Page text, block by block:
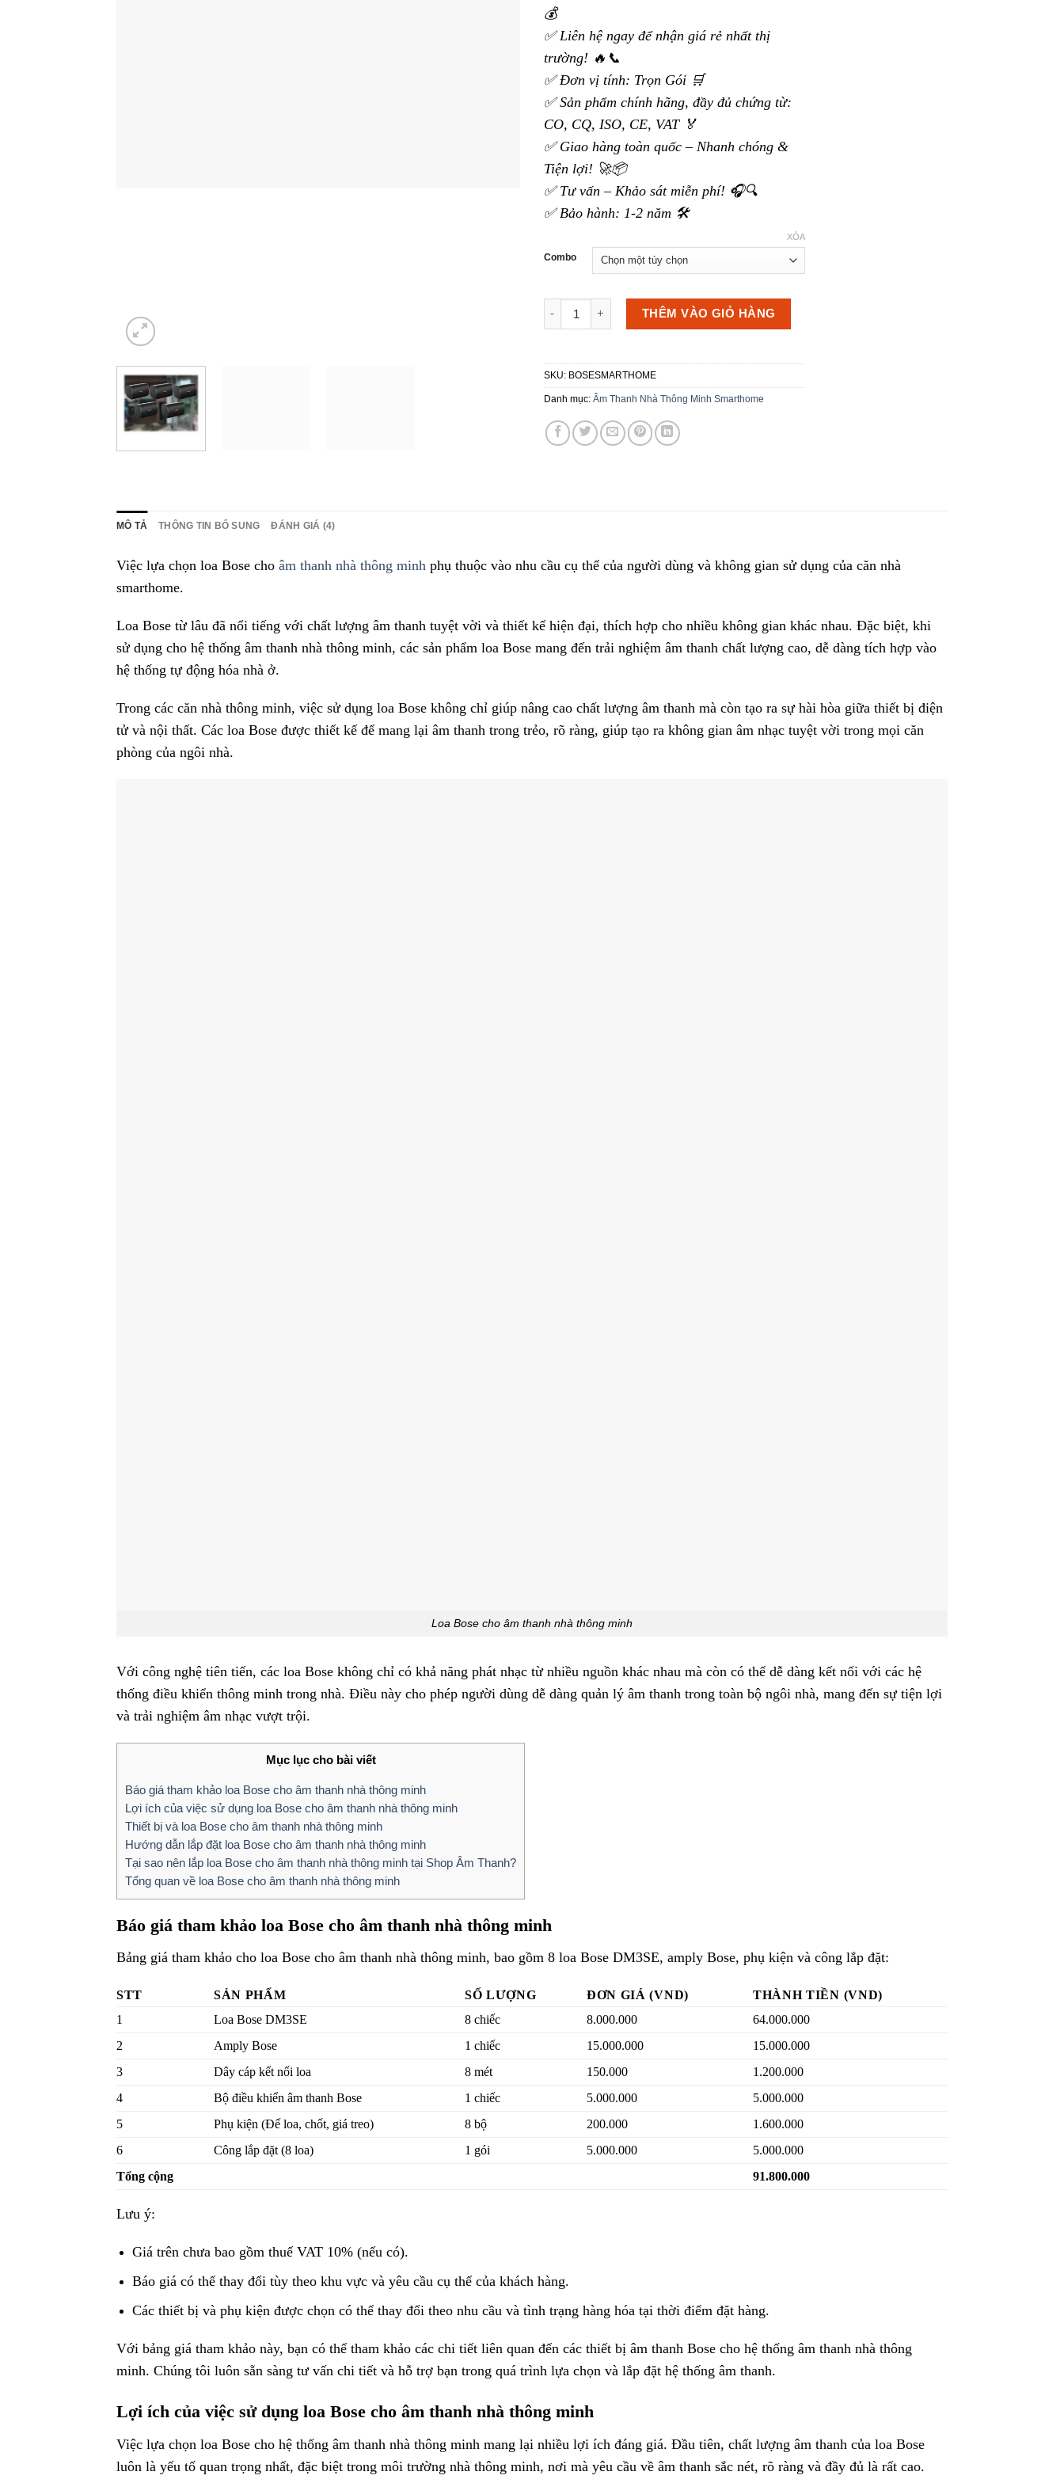
💰
✅ Liên hệ ngay để nhận giá rẻ nhất thị
trường! 🔥📞
✅ Đơn vị tính: Trọn Gói 🛒
✅ Sản phẩm chính hãng, đầy đủ chứng từ:
CO, CQ, ISO, CE, VAT 🏅
✅ Giao hàng toàn quốc – Nhanh chóng &
Tiện lợi! 🚀📦
✅ Tư vấn – Khảo sát miễn phí! 🎧🔍
✅ Bảo hành: 1-2 năm 🛠️
Combo
XÓA
Loa Bose cho âm thanh nhà thông minh số lượng
THÊM VÀO GIỎ HÀNG
SKU: BOSESMARTHOME
Danh mục: Âm Thanh Nhà Thông Minh Smarthome
MÔ TẢ THÔNG TIN BỔ SUNG ĐÁNH GIÁ (4)
Việc lựa chọn loa Bose cho âm thanh nhà thông minh phụ thuộc vào nhu cầu cụ thể của người dùng và không gian sử dụng của căn nhà
smarthome.
Loa Bose từ lâu đã nổi tiếng với chất lượng âm thanh tuyệt vời và thiết kế hiện đại, thích hợp cho nhiều không gian khác nhau. Đặc biệt, khi
sử dụng cho hệ thống âm thanh nhà thông minh, các sản phẩm loa Bose mang đến trải nghiệm âm thanh chất lượng cao, dễ dàng tích hợp vào
hệ thống tự động hóa nhà ở.
Trong các căn nhà thông minh, việc sử dụng loa Bose không chỉ giúp nâng cao chất lượng âm thanh mà còn tạo ra sự hài hòa giữa thiết bị điện
tử và nội thất. Các loa Bose được thiết kế để mang lại âm thanh trong trẻo, rõ ràng, giúp tạo ra không gian âm nhạc tuyệt vời trong mọi căn
phòng của ngôi nhà.
Loa Bose cho âm thanh nhà thông minh
Với công nghệ tiên tiến, các loa Bose không chỉ có khả năng phát nhạc từ nhiều nguồn khác nhau mà còn có thể dễ dàng kết nối với các hệ
thống điều khiển thông minh trong nhà. Điều này cho phép người dùng dễ dàng quản lý âm thanh trong toàn bộ ngôi nhà, mang đến sự tiện lợi
và trải nghiệm âm nhạc vượt trội.
Mục lục cho bài viết
Báo giá tham khảo loa Bose cho âm thanh nhà thông minh
Lợi ích của việc sử dụng loa Bose cho âm thanh nhà thông minh
Thiết bị và loa Bose cho âm thanh nhà thông minh
Hướng dẫn lắp đặt loa Bose cho âm thanh nhà thông minh
Tại sao nên lắp loa Bose cho âm thanh nhà thông minh tại Shop Âm Thanh?
Tổng quan về loa Bose cho âm thanh nhà thông minh
Báo giá tham khảo loa Bose cho âm thanh nhà thông minh
Bảng giá tham khảo cho loa Bose cho âm thanh nhà thông minh, bao gồm 8 loa Bose DM3SE, amply Bose, phụ kiện và công lắp đặt:
STT SẢN PHẨM SỐ LƯỢNG ĐƠN GIÁ (VND)
THÀNH TIỀN (VND)
1
Loa Bose DM3SE 8 chiếc 8.000.000
64.000.000
2
Amply Bose 1 chiếc 15.000.000
15.000.000
3
Dây cáp kết nối loa 8 mét 150.000
1.200.000
4
Bộ điều khiển âm thanh Bose 1 chiếc 5.000.000
5.000.000
5
Phụ kiện (Đế loa, chốt, giá treo) 8 bộ 200.000
1.600.000
6
Công lắp đặt (8 loa) 1 gói 5.000.000
5.000.000
Tổng cộng
91.800.000
Lưu ý:
Giá trên chưa bao gồm thuế VAT 10% (nếu có).
Báo giá có thể thay đổi tùy theo khu vực và yêu cầu cụ thể của khách hàng.
Các thiết bị và phụ kiện được chọn có thể thay đổi theo nhu cầu và tình trạng hàng hóa tại thời điểm đặt hàng.
Với bảng giá tham khảo này, bạn có thể tham khảo các chi tiết liên quan đến các thiết bị âm thanh Bose cho hệ thống âm thanh nhà thông
minh. Chúng tôi luôn sẵn sàng tư vấn chi tiết và hỗ trợ bạn trong quá trình lựa chọn và lắp đặt hệ thống âm thanh.
Lợi ích của việc sử dụng loa Bose cho âm thanh nhà thông minh
Việc lựa chọn loa Bose cho hệ thống âm thanh nhà thông minh mang lại nhiều lợi ích đáng giá. Đầu tiên, chất lượng âm thanh của loa Bose
luôn là yếu tố quan trọng nhất, đặc biệt trong môi trường nhà thông minh, nơi mà yêu cầu về âm thanh sắc nét, rõ ràng và đầy đủ là rất cao.